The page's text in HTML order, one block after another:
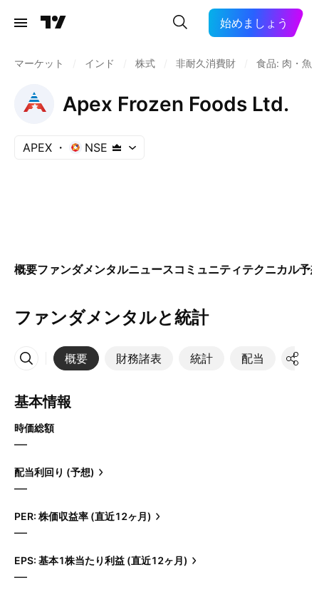
始めましょう
マーケット インド 株式 非耐久消費財 食品: 肉・魚
Apex Frozen Foods Ltd.
APEX NSE
概要ファンダメンタルニュースコミュニティテクニカル予
ファンダメンタルと統計
概要 財務諸表 統計 配当 決算
その他
基本情報
時価総額
—
配当利回り (予想)
—
PER: 株価収益率 (直近12ヶ月)
—
EPS: 基本1株当たり利益 (直近12ヶ月)
—